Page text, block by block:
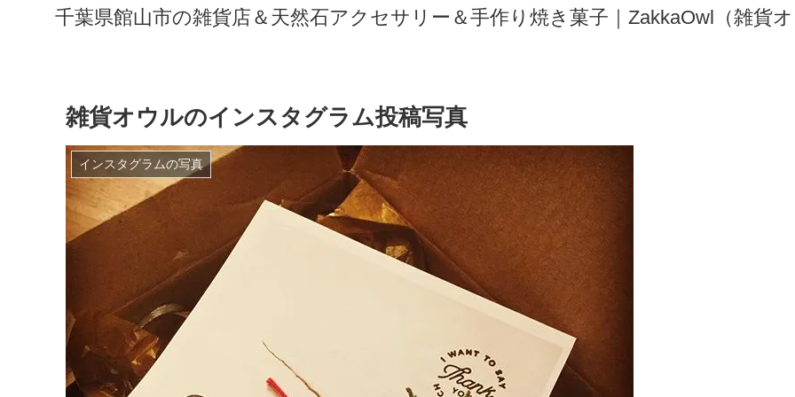
千葉県館山市の雑貨店＆天然石アクセサリー＆手作り焼き菓子｜ZakkaOwl（雑貨
雑貨オウルのインスタグラム投稿写真
インスタグラムの写真